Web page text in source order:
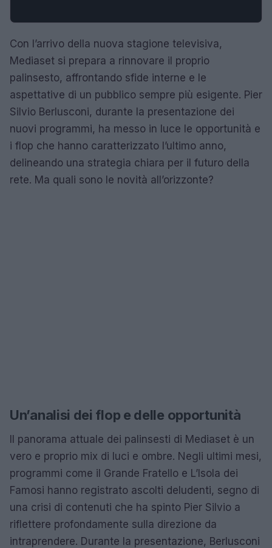
Con l’arrivo della nuova stagione televisiva,
Mediaset si prepara a rinnovare il proprio
palinsesto, affrontando sfide interne e le
aspettative di un pubblico sempre più esigente. Pier
Silvio Berlusconi, durante la presentazione dei
nuovi programmi, ha messo in luce le opportunità e
i flop che hanno caratterizzato l’ultimo anno,
delineando una strategia chiara per il futuro della
rete. Ma quali sono le novità all’orizzonte?
Un’analisi dei flop e delle opportunità
Il panorama attuale dei palinsesti di Mediaset è un
vero e proprio mix di luci e ombre. Negli ultimi mesi,
programmi come il Grande Fratello e L’Isola dei
Famosi hanno registrato ascolti deludenti, segno di
una crisi di contenuti che ha spinto Pier Silvio a
riflettere profondamente sulla direzione da
intraprendere. Durante la presentazione, Berlusconi